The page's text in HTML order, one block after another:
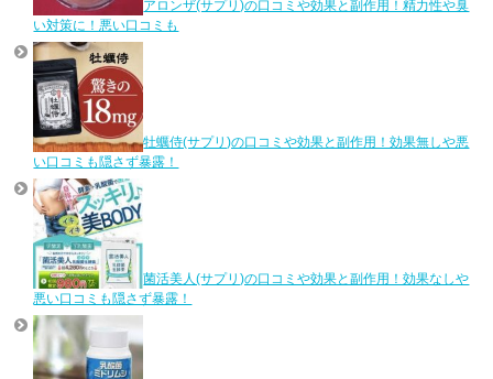
アロンザ(サプリ)の口コミや効果と副作用！精力性や臭
い対策に！悪い口コミも
牡蠣侍(サプリ)の口コミや効果と副作用！効果無しや悪
い口コミも隠さず暴露！
菌活美人(サプリ)の口コミや効果と副作用！効果なしや
悪い口コミも隠さず暴露！